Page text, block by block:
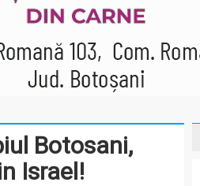
Botosani,
Israel!